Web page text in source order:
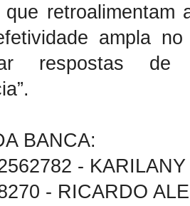
que
ampla
respostas de
BANCA:
-
- RICARDO